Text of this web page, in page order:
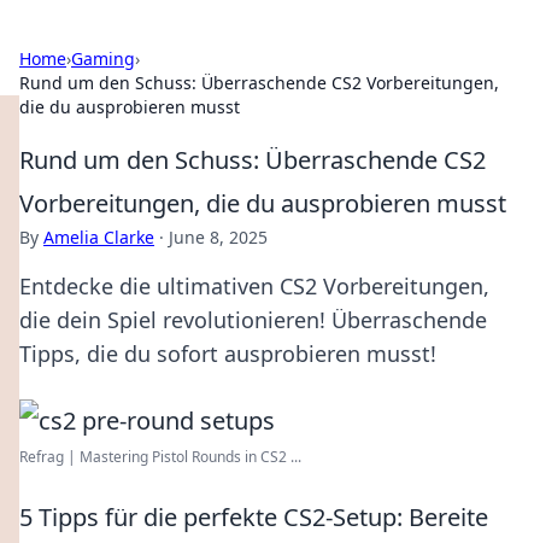
Home›Gaming›
Rund um den Schuss: Überraschende CS2 Vorbereitungen,
die du ausprobieren musst
Rund um den Schuss: Überraschende CS2
Vorbereitungen, die du ausprobieren musst
By Amelia Clarke · June 8, 2025
Entdecke die ultimativen CS2 Vorbereitungen,
die dein Spiel revolutionieren! Überraschende
Tipps, die du sofort ausprobieren musst!
Refrag | Mastering Pistol Rounds in CS2 ...
5 Tipps für die perfekte CS2-Setup: Bereite